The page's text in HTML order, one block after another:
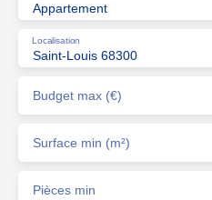
Appartement
Saint-Louis 68300
Localisation
Budget max (€)
Surface min (m²)
Pièces min